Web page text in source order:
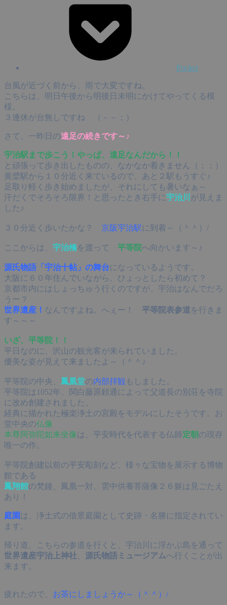
Pocket
台風が近づく前から、雨で大変ですね。
こちらは、明日午後から明後日未明にかけてやってくる模
様。
３連休が台無しですね （－－；）
さて、一昨日の遠足の続きです～♪
宇治駅まで歩こう！やっぱ、遠足なんだから！！
と頑張って歩き出したものの、なかなか着きません（；；）
黄檗駅から１０分近く来ているので、あと２駅もうすぐ♪
足取り軽く歩き始めましたが、それにしても暑いなぁ～
汗だくでそろそろ限界！と思ったとき右手に宇治川 が見えま
した♪
３０分近く歩いたかな？ 京阪宇治駅に到着～（＾＾）/
ここからは、 宇治橋を渡って 平等院へ向かいます～♪
源氏物語「宇治十帖」の舞台になっているようです。
大阪に６０年住んでいながら、ひょっとしたら初めて？
京都市内にはしょっちゅう行くのですが、宇治はなんでだろ
うー？
世界遺産！ なんですよね。へぇー！ 平等院表参道を行きま
す～～～
いざ、平等院！！
平日なのに、沢山の観光客が来られていました。
優美な姿が見えて来ましたよ～（＾＾♪
平等院の中央、 鳳凰堂の内部拝観 もしました。
平等院は1052年、関白藤原頼通によって父道長の別荘を寺院
に改め創建されました。
経典に描かれた極楽浄土の宮殿をモデルにしたそうです。お
堂中央の仏像
本尊阿弥陀如来坐像は、平安時代を代表する仏師定朝の現存
唯一の作。
平等院創建以前の平安彫刻など、様々な宝物を展示する博物
館である
鳳翔館の梵鐘、鳳凰一対、雲中供養菩薩像２６躯は見ごたえ
あり！
庭園は、浄土式の借景庭園として史跡・名勝に指定されてい
ます。
帰り道、こちらの参道を行くと、宇治川に浮かぶ島を通って
世界遺産宇治上神社
源氏物語ミュージアムへ行くことが出
来ます。
疲れたので、 お茶にしましょうか～（＾＾）/